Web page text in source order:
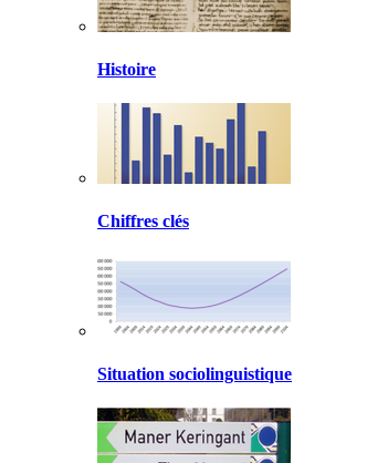
Histoire
Chiffres clés
Situation sociolinguistique